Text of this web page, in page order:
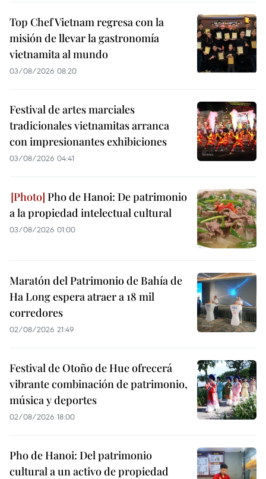
Top Chef Vietnam regresa con la
misión de llevar la gastronomía
vietnamita al mundo
03/08/2026 08:20
Festival de artes marciales
tradicionales vietnamitas arranca
con impresionantes exhibiciones
03/08/2026 04:41
Pho de Hanoi: De patrimonio
a la propiedad intelectual cultural
03/08/2026 01:00
Maratón del Patrimonio de Bahía de
Ha Long espera atraer a 18 mil
corredores
02/08/2026 21:49
Festival de Otoño de Hue ofrecerá
vibrante combinación de patrimonio,
música y deportes
02/08/2026 18:00
Pho de Hanoi: Del patrimonio
cultural a un activo de propiedad